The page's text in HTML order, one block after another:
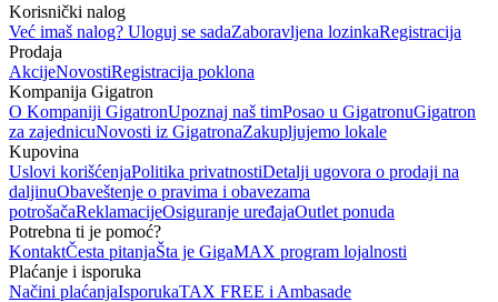
Korisnički nalog
Već imaš nalog? Uloguj se sadaZaboravljena lozinkaRegistracija
Prodaja
AkcijeNovostiRegistracija poklona
Kompanija Gigatron
O Kompaniji GigatronUpoznaj naš timPosao u GigatronuGigatron
za zajednicuNovosti iz GigatronaZakupljujemo lokale
Kupovina
Uslovi korišćenjaPolitika privatnostiDetalji ugovora o prodaji na
daljinuObaveštenje o pravima i obavezama
potrošačaReklamacijeOsiguranje uređajaOutlet ponuda
Potrebna ti je pomoć?
KontaktČesta pitanjaŠta je GigaMAX program lojalnosti
Plaćanje i isporuka
Načini plaćanjaIsporukaTAX FREE i Ambasade